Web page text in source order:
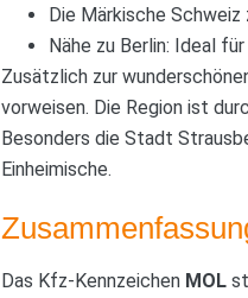
Die Märkische Schweiz
Nähe zu Berlin: Ideal
Zusätzlich zur
vorweisen. Die Region ist
Besonders die Stadt
Einheimische.
Das Kfz-Kennzeichen MOL